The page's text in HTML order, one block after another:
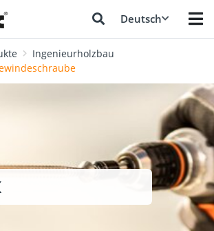
Deutsch
Ingenieurholzbau